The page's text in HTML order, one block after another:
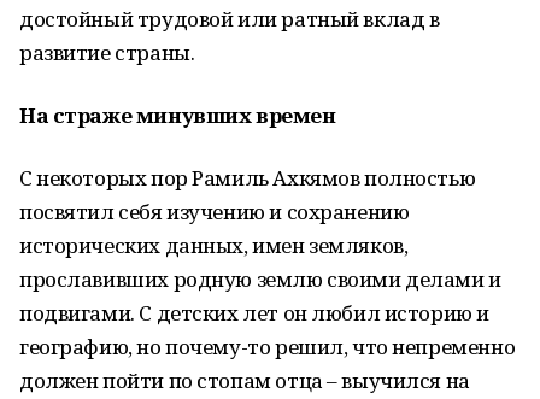
достойный трудовой или ратный вклад в
развитие страны.
На страже минувших времен
С некоторых пор Рамиль Ахкямов полностью
посвятил себя изучению и сохранению
исторических данных, имен земляков,
прославивших родную землю своими делами и
подвигами. С детских лет он любил историю и
географию, но почему-то решил, что непременно
должен пойти по стопам отца – выучился на